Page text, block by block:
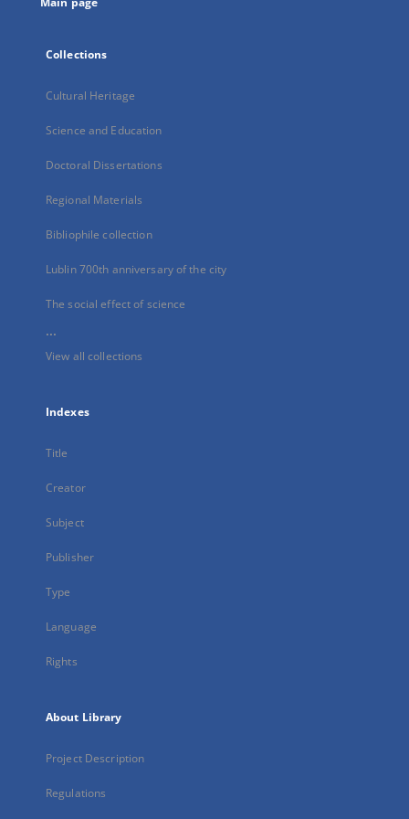
Collections
Cultural Heritage
Science and Education
Doctoral Dissertations
Regional Materials
Bibliophile collection
Lublin 700th anniversary of the city
The social effect of science
...
View all collections
Indexes
Title
Creator
Subject
Publisher
Type
Language
Rights
About Library
Project Description
Regulations